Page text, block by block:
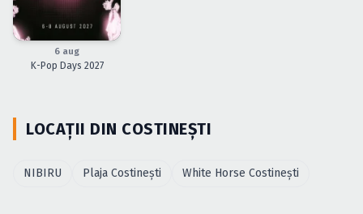
6 aug
K-Pop Days 2027
LOCAȚII DIN COSTINEŞTI
NIBIRU Plaja Costineşti White Horse Costineşti